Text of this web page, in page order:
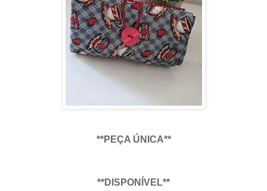
**PEÇA ÚNICA**
**DISPONÍVEL**